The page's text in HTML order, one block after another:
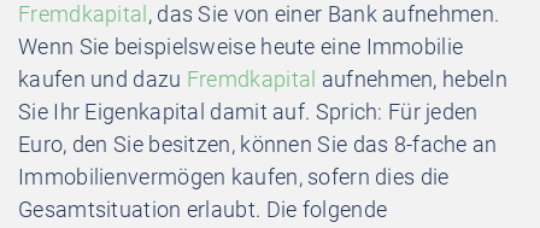
Fremdkapital , das Sie von einer Bank aufnehmen.
Wenn Sie beispielsweise heute eine Immobilie
kaufen und dazu Fremdkapital aufnehmen, hebeln
Sie Ihr Eigenkapital damit auf. Sprich: Für jeden
Euro, den Sie besitzen, können Sie das 8-fache an
Immobilienvermögen kaufen, sofern dies die
Gesamtsituation erlaubt. Die folgende